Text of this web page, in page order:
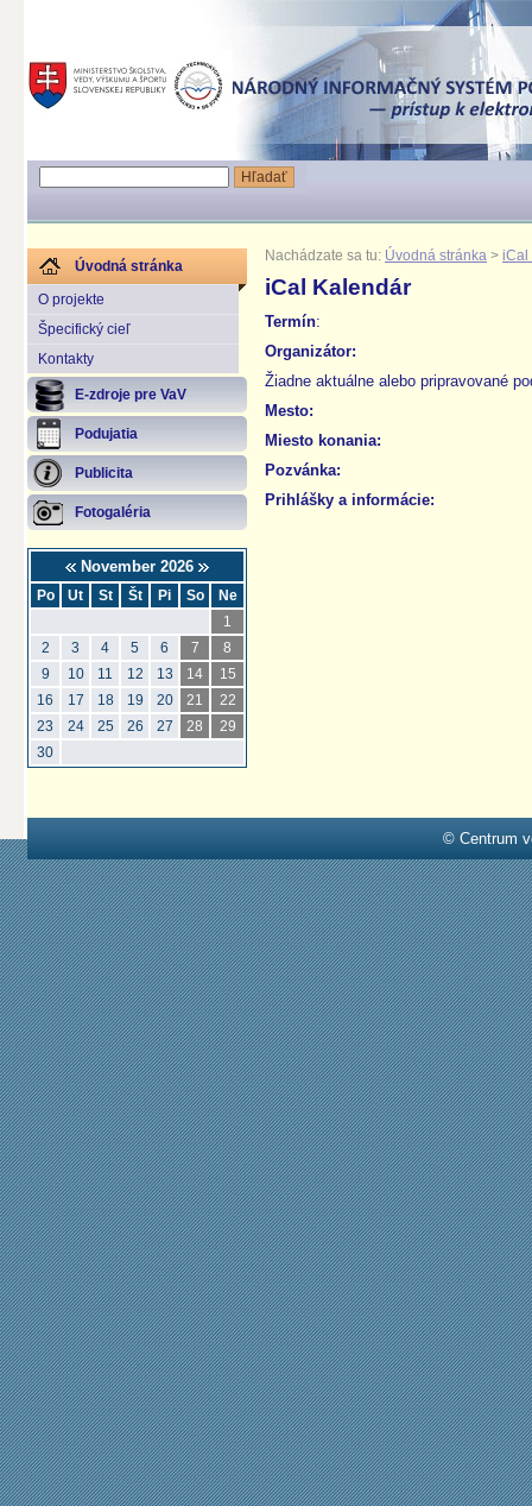
Úvodná stránka
O projekte
Špecifický cieľ
Kontakty
E-zdroje pre VaV
Podujatia
Publicita
Fotogaléria
November 2026
Po Ut St Št Pi So
Ne
1
2
3 4 5 6 7
8
9
10 11 12 13 14
15
16
17 18 19 20 21
22
23
24 25 26 27 28
29
30
Nachádzate sa tu: Úvodná stránka > iCal
iCal Kalendár
Termín:
Organizátor:
Žiadne aktuálne alebo pripravované
Mesto:
Miesto konania:
Pozvánka:
Prihlášky a informácie:
© Centrum